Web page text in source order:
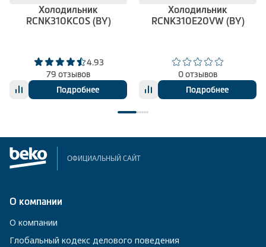
Холодильник
RCNK310KC0S (BY)
4.93
79 отзывов
Подробнее
Холодильник
RCNK310E20VW (BY)
0 отзывов
Подробнее
ОФИЦИАЛЬНЫЙ САЙТ
О компании
О компании
Глобальный кодекс делового поведения